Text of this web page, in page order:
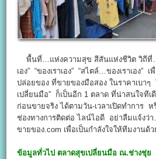
พื้นที่…แห่งความสุข สีสันแห่งชีวิต วิถีที่…เ
เอง” “ของเราเอง” “สไตล์…ของเราเอง
ปล่อยของ ที่ขายของมือสอง ในราคาเบา
เปลี่ยนมือ” ก็เป็นอีก 1 ตลาด ที่น่าสนใจทีเ
ก่อนขายจริง ได้ตามวัน-เวลาเปิดทำการ
ช่องทางการติดต่อ ไลน์ไอดี อย่าลืมแจ้งว่
ขายของ.com เพื่อเป็นกำลังใจให้ทีมงานด้
ข้อมูลทั่วไป ตลาดสุขเปลี่ยนมือ ณ.ช่างชุ่ย